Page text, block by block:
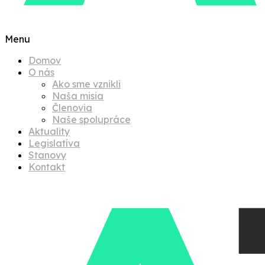
Menu
Domov
O nás
Ako sme vznikli
Naša misia
Členovia
Naše spolupráce
Aktuality
Legislatíva
Stanovy
Kontakt